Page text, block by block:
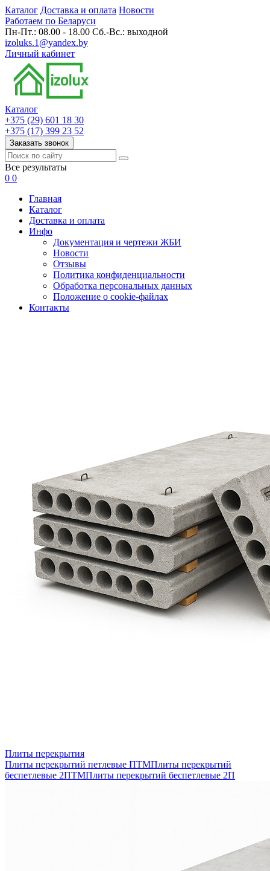
Каталог Доставка и оплата Новости
Работаем по Беларуси
Пн-Пт.: 08.00 - 18.00 Сб.-Вс.: выходной
izoluks.1@yandex.by
Личный кабинет
Каталог
+375 (29) 601 18 30
+375 (17) 399 23 52
Заказать звонок
Все результаты
0 0
Главная
Каталог
Доставка и оплата
Инфо
Документация и чертежи ЖБИ
Новости
Отзывы
Политика конфиденциальности
Обработка персональных данных
Положение о cookie-файлах
Контакты
Плиты перекрытия
Плиты перекрытий петлевые ПТМПлиты перекрытий
беспетлевые 2ПТМПлиты перекрытий беспетлевые 2П